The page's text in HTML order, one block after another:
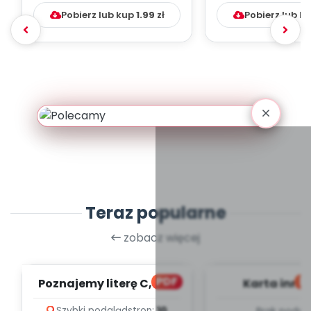
Pobierz lub kup1.99 zł Pobierz lub
Teraz popularne
zobacz więcej
PDF
Poznajemy literę C, cz. 1
Karta